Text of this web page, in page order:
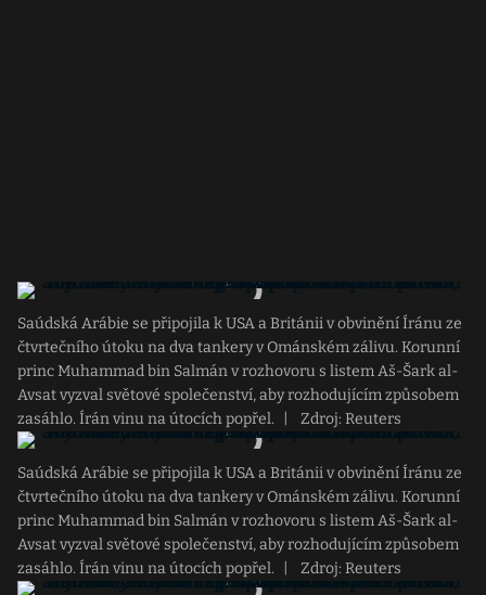
Saúdská Arábie se připojila k USA a Británii v obvinění Íránu ze
čtvrtečního útoku na dva tankery v Ománském zálivu. Korunní
princ Muhammad bin Salmán v rozhovoru s listem Aš-Šark al-
Avsat vyzval světové společenství, aby rozhodujícím způsobem
zasáhlo. Írán vinu na útocích popřel.
Zdroj: Reuters
Saúdská Arábie se připojila k USA a Británii v obvinění Íránu ze
čtvrtečního útoku na dva tankery v Ománském zálivu. Korunní
princ Muhammad bin Salmán v rozhovoru s listem Aš-Šark al-
Avsat vyzval světové společenství, aby rozhodujícím způsobem
zasáhlo. Írán vinu na útocích popřel.
Zdroj: Reuters